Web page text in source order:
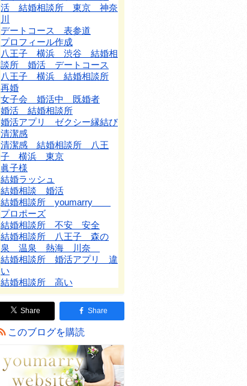
活 結婚相談所 東京 神奈
川
デートコース 表参道
プロフィール作成
八王子 横浜 渋谷 結婚相
談所 婚活 デートコース
八王子 横浜 結婚相談所
再婚
女子会 婚活中 既婚者
婚活 結婚相談所
婚活アプリ ゼクシー縁結び
清潔感
清潔感 結婚相談所 八王
子 横浜 東京
眞子様
結婚ラッシュ
結婚相談 婚活
結婚相談所 youmarry
プロポーズ
結婚相談所 不安 安全
結婚相談所 八王子 森の
泉 温泉 熱海 川奈
結婚相談所 婚活アプリ 違
い
結婚相談所 高い
Share Share
このブログを購読